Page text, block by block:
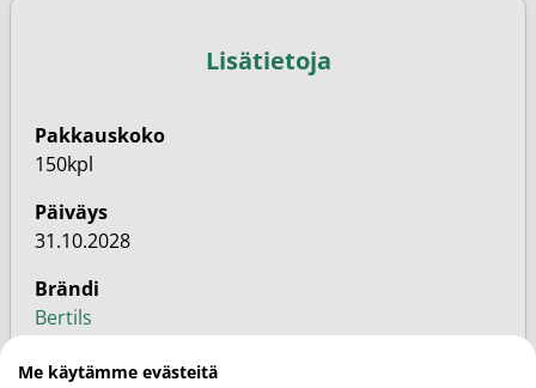
Lisätietoja
Pakkauskoko
150kpl
Päiväys
31.10.2028
Brändi
Bertils
Markkinoija
Me käytämme evästeitä